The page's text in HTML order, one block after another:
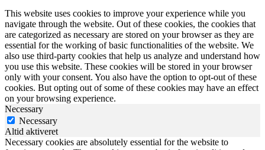
This website uses cookies to improve your experience while you
navigate through the website. Out of these cookies, the cookies that
are categorized as necessary are stored on your browser as they are
essential for the working of basic functionalities of the website. We
also use third-party cookies that help us analyze and understand how
you use this website. These cookies will be stored in your browser
only with your consent. You also have the option to opt-out of these
cookies. But opting out of some of these cookies may have an effect
on your browsing experience.
Necessary
Necessary
Altid aktiveret
Necessary cookies are absolutely essential for the website to